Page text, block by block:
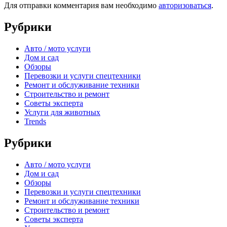
Для отправки комментария вам необходимо авторизоваться.
Рубрики
Авто / мото услуги
Дом и сад
Обзоры
Перевозки и услуги спецтехники
Ремонт и обслуживание техники
Строительство и ремонт
Советы эксперта
Услуги для животных
Trends
Рубрики
Авто / мото услуги
Дом и сад
Обзоры
Перевозки и услуги спецтехники
Ремонт и обслуживание техники
Строительство и ремонт
Советы эксперта